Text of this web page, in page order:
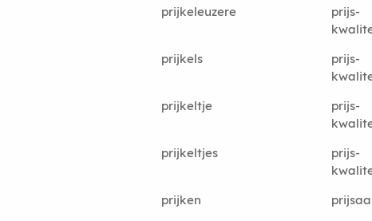
prijkeleuzere
prijs-
prijkels
prijs-
prijkeltje
prijs-
prijkeltjes
prijs-
prijken